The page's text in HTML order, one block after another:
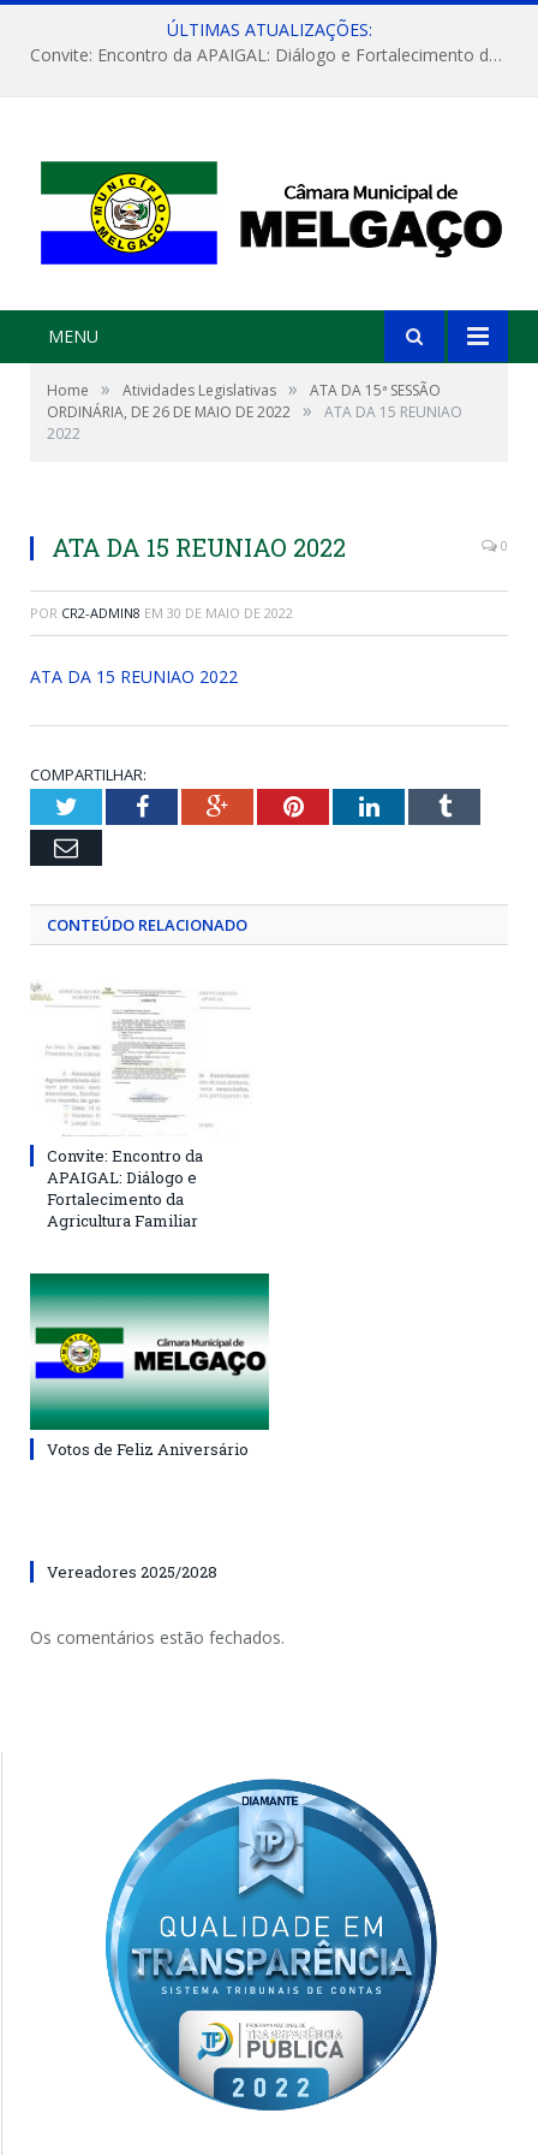
ÚLTIMAS ATUALIZAÇÕES:
Convite: Encontro da APAIGAL: Diálogo e Fortalecimento da Agricultura Familiar
MENU
Home » Atividades Legislativas »
ATA DA 15ª SESSÃO
ORDINÁRIA, DE 26 DE MAIO DE 2022 »
ATA DA 15 REUNIAO
2022
ATA DA 15 REUNIAO 2022 0
POR CR2-ADMIN8 EM 30 DE MAIO DE 2022
ATA DA 15 REUNIAO 2022
COMPARTILHAR:
TwitterFacebookGoogle+PinterestLinkedInTumblr
Email
CONTEÚDO RELACIONADO
Convite: Encontro da
APAIGAL: Diálogo e
Fortalecimento da
Agricultura Familiar
Votos de Feliz Aniversário
Vereadores 2025/2028
Os comentários estão fechados.